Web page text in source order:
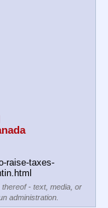
raise-taxes-
- text, media, or
administration.